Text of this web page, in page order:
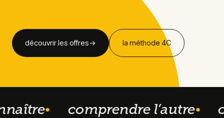
découvrir les offres→ la méthode 4C
● comprendre l’autre●